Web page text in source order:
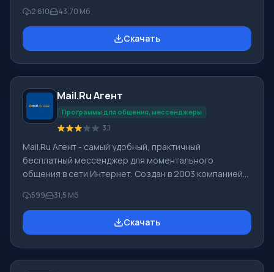
создавать видеосвязь. С помощью этого
мессенджера можно максимально комфортно
общаться с людьми, находящимися в любой точке
сможете скачать Скайп бесплатно без регистрации.
Вне зависимости от того, ус
2 610 43,70 Мб
Скачать
Mail.Ru Агент
Программы для общения, мессенджеры
3.1
Mail.Ru Агент - самый удобный, практичный
бесплатный мессенджер для моментального
общения в сети Интернет. Создан в 2003 компанией
месяц обслуживает 21 млн клиентов, одновременно
находятся онлайн больше 3 млн пользователей.
Функционал Mail.Ru Агент: У программы Mail.Ru Агент
599 31,5 Мб
Скачать